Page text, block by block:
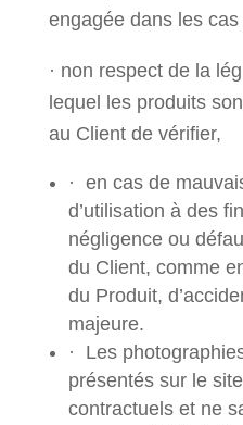
engagée dans les
· non respect de la
lequel les produits
au Client de vérifier,
· en cas de
d’utilisation à des
négligence ou
du Client, comme
du Produit,
majeure.
· Les
présentés sur le
contractuels et ne